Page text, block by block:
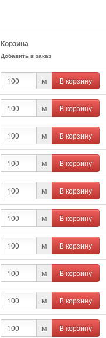
Корзина
Добавить в заказ
м В корзину
м В корзину
м В корзину
м В корзину
м В корзину
м В корзину
м В корзину
м В корзину
м В корзину
м В корзину